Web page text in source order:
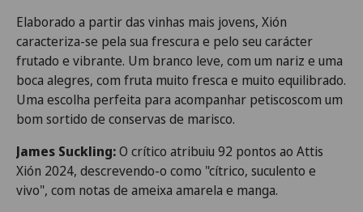
Elaborado a partir das vinhas mais jovens, Xión
caracteriza-se pela sua frescura e pelo seu carácter
frutado e vibrante. Um branco leve, com um nariz e uma
boca alegres, com fruta muito fresca e muito equilibrado.
Uma escolha perfeita para acompanhar petiscoscom um
bom sortido de conservas de marisco.
James Suckling:O crítico atribuiu 92 pontos ao Attis
Xión 2024, descrevendo-o como "cítrico, suculento e
vivo", com notas de ameixa amarela e manga.